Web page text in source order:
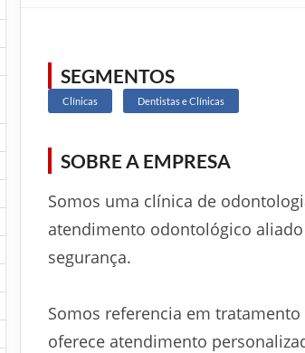
SEGMENTOS
Clínicas Dentistas e Clínicas
SOBRE A EMPRESA
Somos uma clínica de
atendimento odontológico
segurança.
Somos referencia em
oferece atendimento